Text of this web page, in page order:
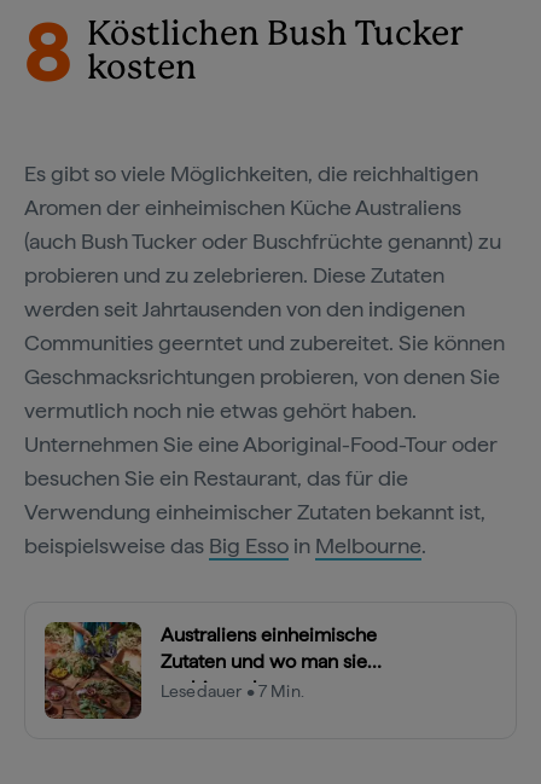
8
Köstlichen Bush Tucker
kosten
Es gibt so viele Möglichkeiten, die reichhaltigen
Aromen der einheimischen Küche Australiens
(auch Bush Tucker oder Buschfrüchte genannt) zu
probieren und zu zelebrieren. Diese Zutaten
werden seit Jahrtausenden von den indigenen
Communities geerntet und zubereitet. Sie können
Geschmacksrichtungen probieren, von denen Sie
vermutlich noch nie etwas gehört haben.
Unternehmen Sie eine Aboriginal-Food-Tour oder
besuchen Sie ein Restaurant, das für die
Verwendung einheimischer Zutaten bekannt ist,
beispielsweise das Big Esso in Melbourne.
Australiens einheimische
Zutaten und wo man sie
probieren kann
Lesedauer • 7 Min.